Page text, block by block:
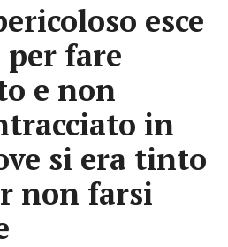
esce
per fare
e non
in
si era tinto
non farsi